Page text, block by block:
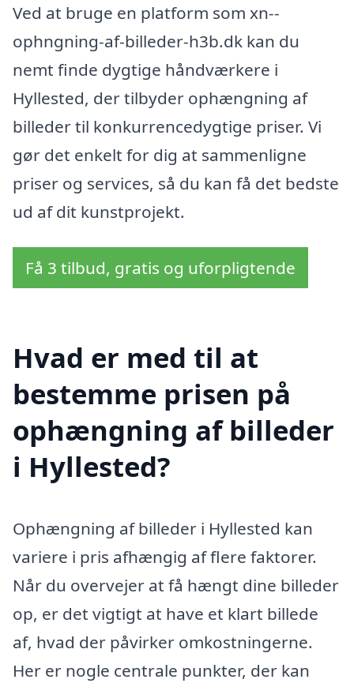
Ved at bruge en platform som xn--
ophngning-af-billeder-h3b.dk kan du
nemt finde dygtige håndværkere i
Hyllested, der tilbyder ophængning af
billeder til konkurrencedygtige priser. Vi
gør det enkelt for dig at sammenligne
priser og services, så du kan få det bedste
ud af dit kunstprojekt.
Få 3 tilbud, gratis og uforpligtende
Hvad er med til at
bestemme prisen på
ophængning af billeder
i Hyllested?
Ophængning af billeder i Hyllested kan
variere i pris afhængig af flere faktorer.
Når du overvejer at få hængt dine billeder
op, er det vigtigt at have et klart billede
af, hvad der påvirker omkostningerne.
Her er nogle centrale punkter, der kan